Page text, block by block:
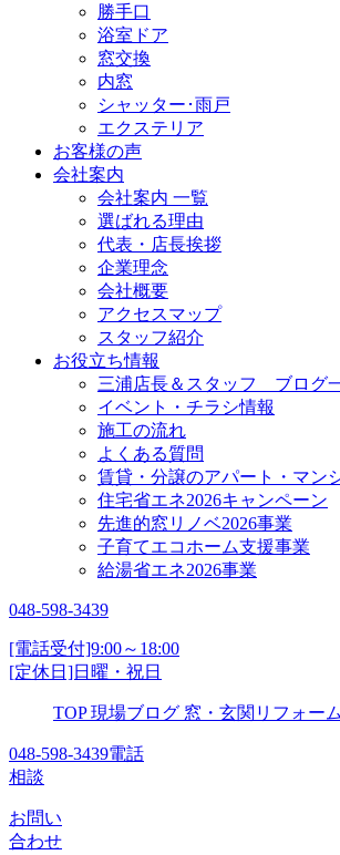
勝手口
浴室ドア
窓交換
内窓
シャッター･雨戸
エクステリア
お客様の声
会社案内
会社案内 一覧
選ばれる理由
代表・店長挨拶
企業理念
会社概要
アクセスマップ
スタッフ紹介
お役立ち情報
三浦店長＆スタッフ ブログ
イベント・チラシ情報
施工の流れ
よくある質問
賃貸・分譲のアパート・マン
住宅省エネ2026キャンペーン
先進的窓リノベ2026事業
子育てエコホーム支援事業
給湯省エネ2026事業
048-598-3439
[電話受付]9:00～18:00
[定休日]日曜・祝日
TOP 現場ブログ 窓・玄関リフォー
048-598-3439電話
相談
お問い
合わせ